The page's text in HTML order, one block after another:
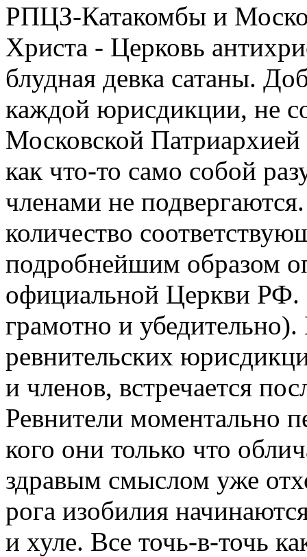
РПЦЗ-Катакомбы и
Христа - Церковь
блудная девка сатаны.
каждой юрисдикции, не
Московской
как что-то само собой
членами не
количество
подробнейшим образом
официальной Церкви РФ.
грамотно и
ревнительских
и членов, встречается
Ревнители моментально
кого они только что
здравым смыслом уже
рога изобилия
и хуле. Все точь-в-точь